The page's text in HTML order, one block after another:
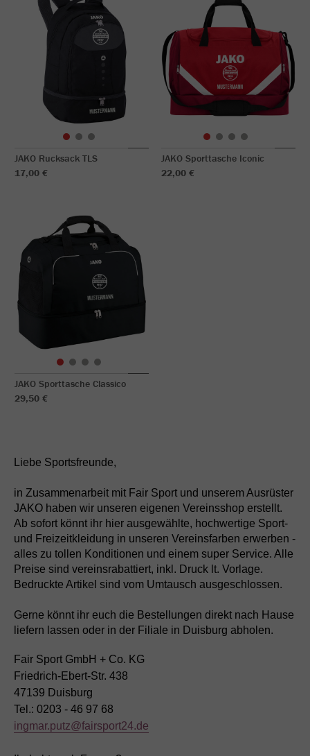
JAKO Rucksack TLS
17,00 €
JAKO Sporttasche Iconic
22,00 €
JAKO Sporttasche Classico
29,50 €
Liebe Sportsfreunde,
in Zusammenarbeit mit Fair Sport und unserem Ausrüster
JAKO haben wir unseren eigenen Vereinsshop erstellt.
Ab sofort könnt ihr hier ausgewählte, hochwertige Sport-
und Freizeitkleidung in unseren Vereinsfarben erwerben -
alles zu tollen Konditionen und einem super Service. Alle
Preise sind vereinsrabattiert, inkl. Druck lt. Vorlage.
Bedruckte Artikel sind vom Umtausch ausgeschlossen.
Gerne könnt ihr euch die Bestellungen direkt nach Hause
liefern lassen oder in der Filiale in Duisburg abholen.
Fair Sport GmbH + Co. KG
Friedrich-Ebert-Str. 438
47139 Duisburg
Tel.: 0203 - 46 97 68
ingmar.putz@fairsport24.de